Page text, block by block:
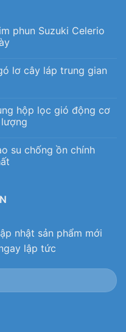
phun Suzuki Celerio
lơ cây láp trung gian
hộp lọc gió động cơ
su chống ồn chính
nhật sản phẩm mới
lập tức